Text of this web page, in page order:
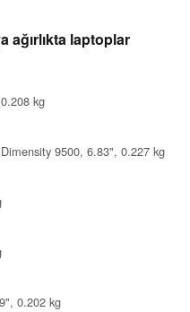
ağırlıkta laptoplar
kg
9500, 6.83", 0.227 kg
0.202 kg